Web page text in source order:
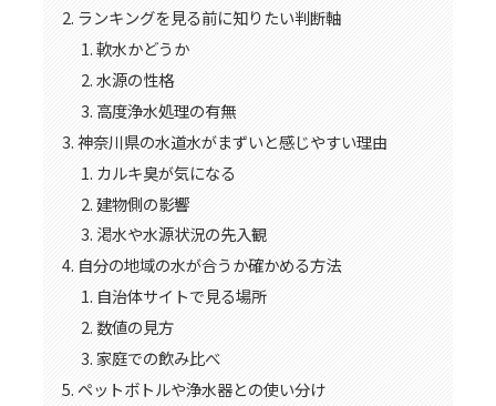
ランキングを見る前に知りたい判断軸
軟水かどうか
水源の性格
高度浄水処理の有無
神奈川県の水道水がまずいと感じやすい理由
カルキ臭が気になる
建物側の影響
渇水や水源状況の先入観
自分の地域の水が合うか確かめる方法
自治体サイトで見る場所
数値の見方
家庭での飲み比べ
ペットボトルや浄水器との使い分け